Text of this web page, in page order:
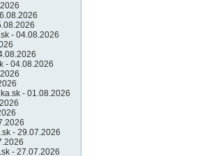
- 04.08.2026
- 04.08.2026
- 01.08.2026
- 29.07.2026
- 27.07.2026